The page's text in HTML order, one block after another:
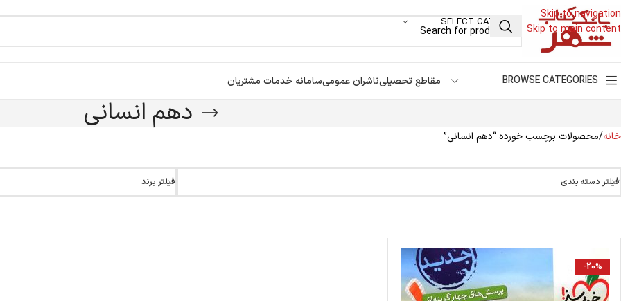
Skip to navigation
Skip to main content
SELECT CATEGORY
BROWSE CATEGORIES مقاطع تحصیلیناشران عمومیسامانه خدمات مشتریان
دهم انسانی
خانه محصولات برچسب خورده “دهم انسانی”
فیلتر دسته بندی فیلتر برند
-20%